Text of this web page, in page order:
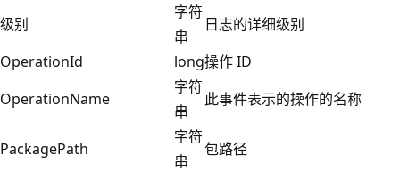
级别
字符
串
日志的详细级别
OperationId
long操作 ID
OperationName
字符
串
此事件表示的操作的名称
PackagePath
字符
串
包路径